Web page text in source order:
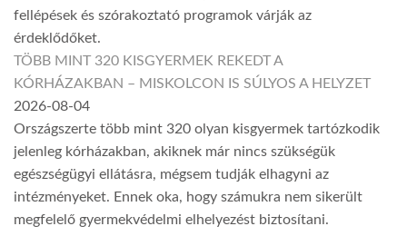
fellépések és szórakoztató programok várják az
érdeklődőket.
TÖBB MINT 320 KISGYERMEK REKEDT A
KÓRHÁZAKBAN – MISKOLCON IS SÚLYOS A HELYZET
2026-08-04
Országszerte több mint 320 olyan kisgyermek tartózkodik
jelenleg kórházakban, akiknek már nincs szükségük
egészségügyi ellátásra, mégsem tudják elhagyni az
intézményeket. Ennek oka, hogy számukra nem sikerült
megfelelő gyermekvédelmi elhelyezést biztosítani.